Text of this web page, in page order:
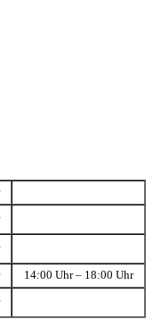
14:00 Uhr – 18:00 Uhr